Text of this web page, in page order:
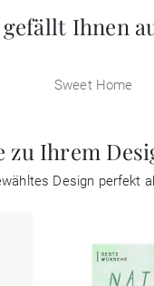
Ihnen
Sweet Home
zu Ihrem
Design